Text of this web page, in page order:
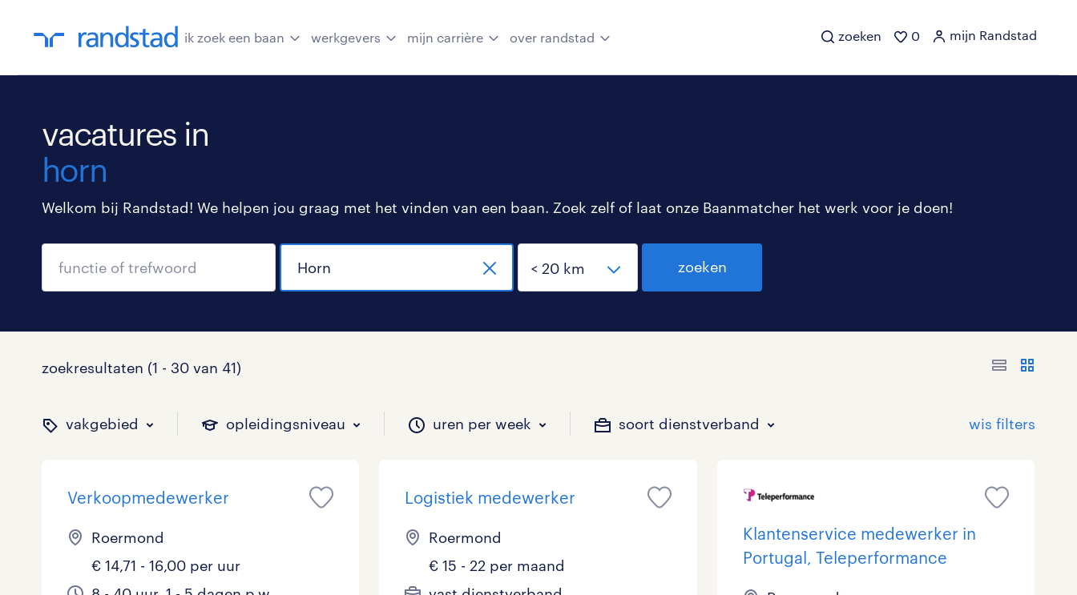
ik zoek een baan werkgevers mijn carrière over randstad zoeken 0 mijn Randstad
vacatures in
horn
Welkom bij Randstad! We helpen jou graag met het vinden van een baan. Zoek zelf of laat onze Baanmatcher het werk voor je doen!
zoeken
zoekresultaten (1 - 30 van 41)
vakgebied opleidingsniveau uren per week soort dienstverband
binnen welk vakgebied wil je werken?
Administratief 0 Beveiliging 0 Bouw 0
op welk niveau zoek je vacatures?
Basisonderwijs 1 Geen 15 HAVO/VWO
hoeveel uren per week wil je werken?
0 - 8 uur 9 - 16 uur 2 17 - 24 uur
welk soort dienstverband zou jij willen?
Detachering 4 Tijdelijk 13 Tijdelijk met uitzicht op vast
Verkoopmedewerker
Roermond
€ 14,71 - 16,00 per uur
Logistiek medewerker
Roermond
€ 15 - 22 per maand
Klantenservice medewerker in
Portugal, Teleperformance